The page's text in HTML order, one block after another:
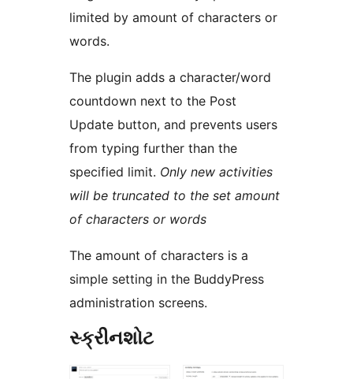
limited by amount of characters or
words.
The plugin adds a character/word
countdown next to the Post
Update button, and prevents users
from typing further than the
specified limit. Only new activities
will be truncated to the set amount
of characters or words
The amount of characters is a
simple setting in the BuddyPress
administration screens.
સ્ક્રીનશોટ